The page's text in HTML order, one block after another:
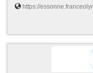
https://